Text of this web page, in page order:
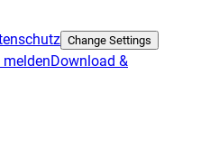
Change Settings
Download &